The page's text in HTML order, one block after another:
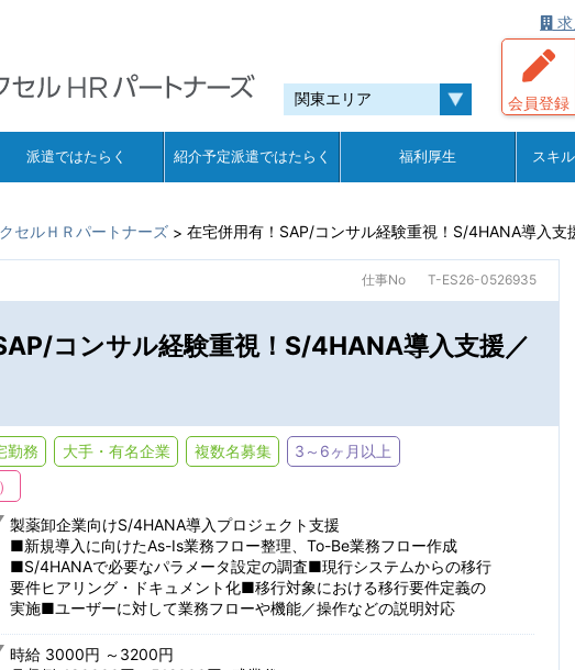
会員登録
派遣ではたらく 紹介予定派遣ではたらく 福利厚生 スキ
セルＨＲパートナーズ > 在宅併用有！SAP/コンサル経験重視！S/4HANA導入支
仕事No T-ES26-0526935
コンサル経験重視！S/4HANA導入支援／
勤務 大手・有名企業 複数名募集
3～6ヶ月以上
製薬卸企業向けS/4HANA導入プロジェクト支援
■新規導入に向けたAs-Is業務フロー整理、To-Be業務フロー作成
■S/4HANAで必要なパラメータ設定の調査■現行システムからの移行
要件ヒアリング・ドキュメント化■移行対象における移行要件定義の
実施■ユーザーに対して業務フローや機能／操作などの説明対応
時給 3000円 ～3200円